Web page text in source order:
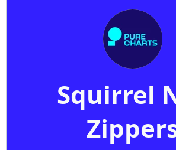
Squirrel